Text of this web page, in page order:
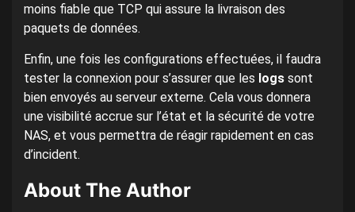
moins fiable que TCP qui assure la livraison des
paquets de données.
Enfin, une fois les configurations effectuées, il faudra
tester la connexion pour s’assurer que les logs sont
bien envoyés au serveur externe. Cela vous donnera
une visibilité accrue sur l’état et la sécurité de votre
NAS, et vous permettra de réagir rapidement en cas
d’incident.
About The Author